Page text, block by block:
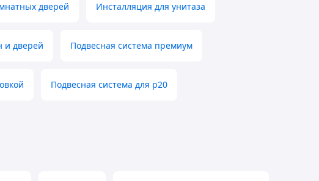
дверей Инсталляция для унитаза
и дверей Подвесная система премиум
Подвесная система для p20